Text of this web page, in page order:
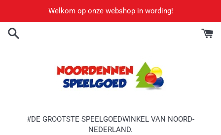
content
Welkom op onze webshop in wording!
#DE GROOTSTE SPEELGOEDWINKEL VAN NOORD-
NEDERLAND.